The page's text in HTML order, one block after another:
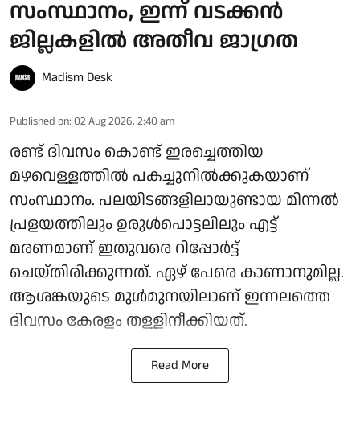
സംസ്ഥാനം, ഇന്ന് വടക്കൻ
ജില്ലകളിൽ അതീവ ജാഗ്രത
Madism Desk
Published on: 02 Aug 2026, 2:40 am
രണ്ട് ദിവസം കൊണ്ട് ഇരച്ചെത്തിയ
മഴവെള്ളത്തിൽ പകച്ചുനിൽക്കുകയാണ്
സംസ്ഥാനം. പലയിടങ്ങളിലായുണ്ടായ മിന്നൽ
പ്രളയത്തിലും ഉരുൾപൊട്ടലിലും എട്ട്
മരണമാണ് ഇതുവരെ റിപ്പോർട്ട്
ചെയ്തിരിക്കുന്നത്. ഏഴ് പേരെ കാണാനുമില്ല.
ആശങ്കയുടെ മുൾമുനയിലാണ് ഇന്നലത്തെ
ദിവസം കേരളം തള്ളിനീക്കിയത്.
Read More